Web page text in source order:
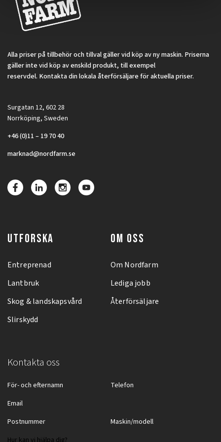
Alla priser på tillbehör och tillval gäller vid köp av ny maskin. Priserna
gäller inte vid köp av enskild produkt, till exempel
reservdel. Kontakta din lokala återförsäljare för aktuella priser.
Surgatan 12, 602 28
Norrköping, Sweden
+46 (0)11 – 19 70 40
marknad@nordfarm.se
UTFORSKA
Entreprenad
Lantbruk
Skog & landskapsvård
Slirskydd
OM OSS
Om Nordfarm
Lediga jobb
Återförsäljare
Kontakta oss